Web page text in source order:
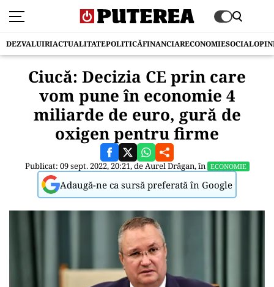
DEZVALUIRIACTUALITATEPOLITICĂFINANCIARECONOMIESOCIAL
Ciucă: Decizia CE prin care
vom pune în economie 4
miliarde de euro, gură de
oxigen pentru firme
Publicat: 09 sept. 2022, 20:21, deAurel Drăgan, în ECONOMIE
Adaugă-ne ca sursă preferată în Google